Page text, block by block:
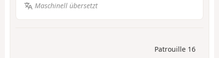
Maschinell übersetzt
Patrouille 16